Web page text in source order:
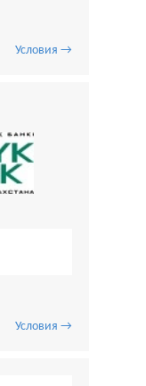
Условия →
Условия →